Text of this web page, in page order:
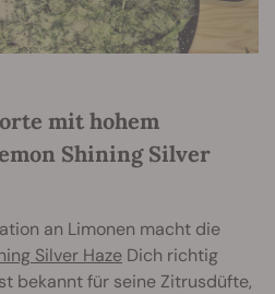
mit hohem
Shining Silver
an Limonen macht die
Silver Haze Dich richtig
bekannt für seine Zitrusdüfte,